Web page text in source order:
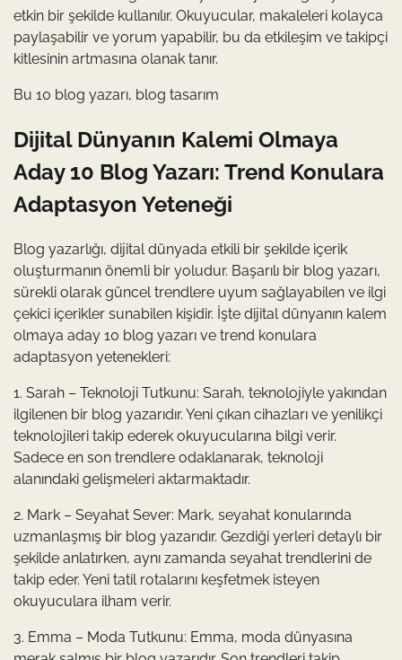
etkin bir şekilde kullanılır. Okuyucular, makaleleri kolayca
paylaşabilir ve yorum yapabilir, bu da etkileşim ve takipçi
kitlesinin artmasına olanak tanır.
Bu 10 blog yazarı, blog tasarım
Dijital Dünyanın Kalemi Olmaya
Aday 10 Blog Yazarı: Trend Konulara
Adaptasyon Yeteneği
Blog yazarlığı, dijital dünyada etkili bir şekilde içerik
oluşturmanın önemli bir yoludur. Başarılı bir blog yazarı,
sürekli olarak güncel trendlere uyum sağlayabilen ve ilgi
çekici içerikler sunabilen kişidir. İşte dijital dünyanın kalem
olmaya aday 10 blog yazarı ve trend konulara
adaptasyon yetenekleri:
1. Sarah – Teknoloji Tutkunu: Sarah, teknolojiyle yakından
ilgilenen bir blog yazarıdır. Yeni çıkan cihazları ve yenilikçi
teknolojileri takip ederek okuyucularına bilgi verir.
Sadece en son trendlere odaklanarak, teknoloji
alanındaki gelişmeleri aktarmaktadır.
2. Mark – Seyahat Sever: Mark, seyahat konularında
uzmanlaşmış bir blog yazarıdır. Gezdiği yerleri detaylı bir
şekilde anlatırken, aynı zamanda seyahat trendlerini de
takip eder. Yeni tatil rotalarını keşfetmek isteyen
okuyuculara ilham verir.
3. Emma – Moda Tutkunu: Emma, moda dünyasına